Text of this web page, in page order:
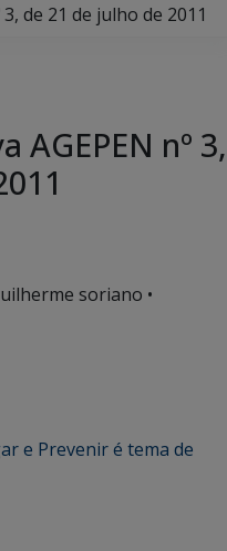
de 21 de julho de 2011
nº 3,
soriano •
e Prevenir é tema de